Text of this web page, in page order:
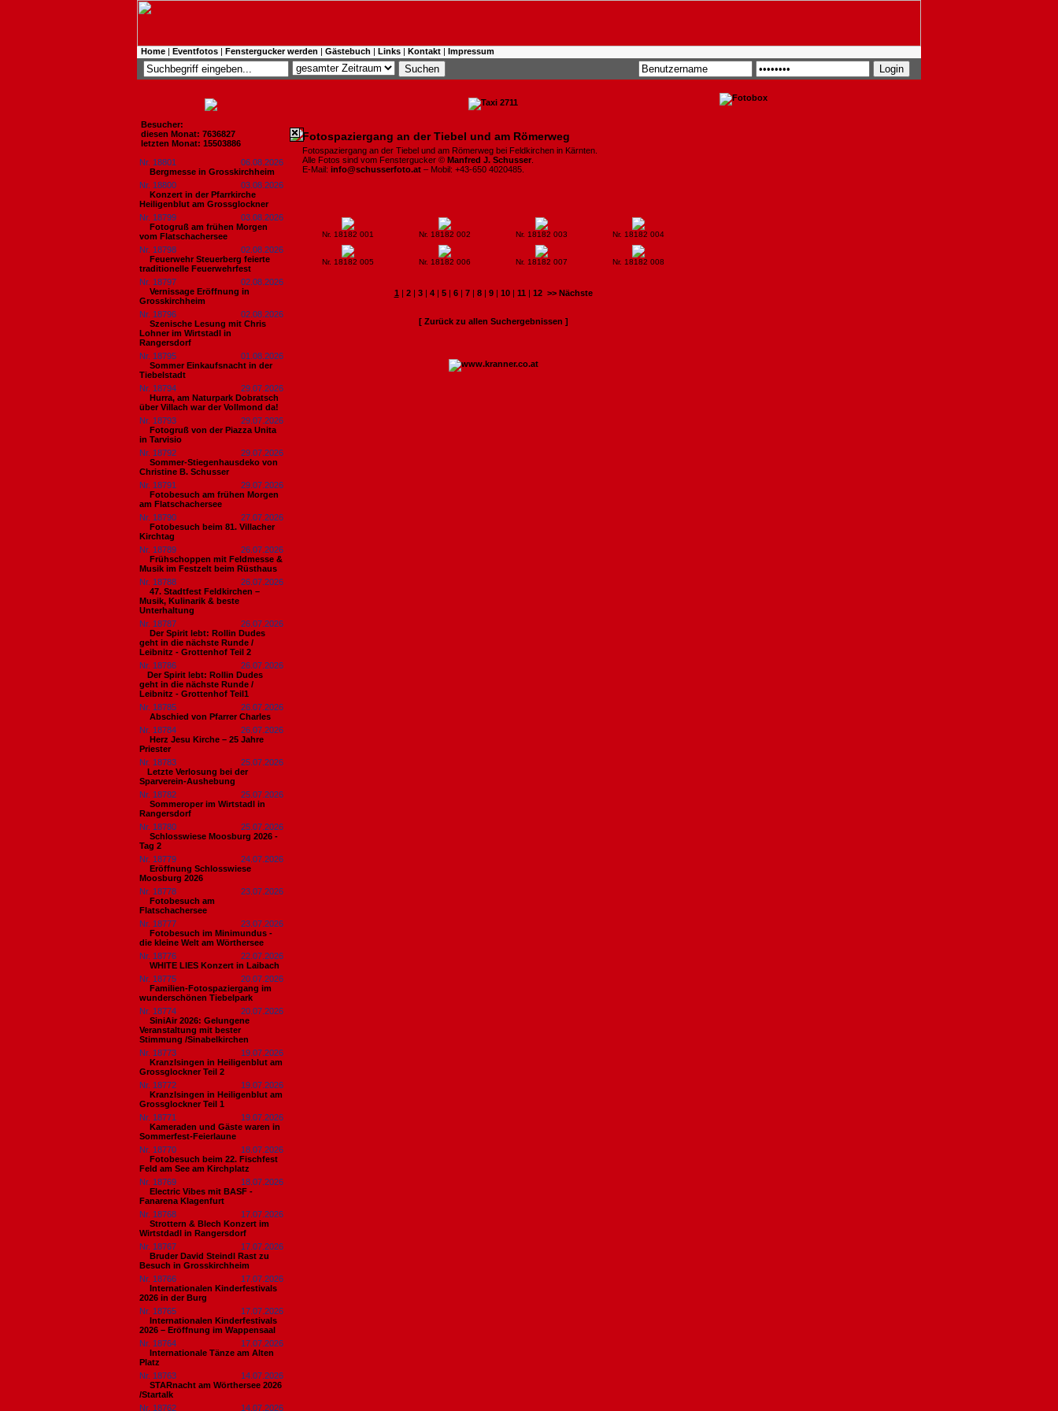
Home | Eventfotos | Fenstergucker werden | Gästebuch | Links | Kontakt | Impressum
Besucher:
diesen Monat: 7636827
letzten Monat: 15503886
Nr. 18801
06.08.2026
Bergmesse in Grosskirchheim
Nr. 18800
03.08.2026
Konzert in der Pfarrkirche
Heiligenblut am Grossglockner
Nr. 18799
03.08.2026
Fotogruß am frühen Morgen
vom Flatschachersee
Nr. 18798
02.08.2026
Feuerwehr Steuerberg feierte
traditionelle Feuerwehrfest
Nr. 18797
02.08.2026
Vernissage Eröffnung in
Grosskirchheim
Nr. 18796
02.08.2026
Szenische Lesung mit Chris
Lohner im Wirtstadl in
Rangersdorf
Nr. 18795
01.08.2026
Sommer Einkaufsnacht in der
Tiebelstadt
Nr. 18794
29.07.2026
Hurra, am Naturpark Dobratsch
über Villach war der Vollmond da!
Nr. 18793
29.07.2026
Fotogruß von der Piazza Unita
in Tarvisio
Nr. 18792
29.07.2026
Sommer-Stiegenhausdeko von
Christine B. Schusser
Nr. 18791
29.07.2026
Fotobesuch am frühen Morgen
am Flatschachersee
Nr. 18790
27.07.2026
Fotobesuch beim 81. Villacher
Kirchtag
Nr. 18789
26.07.2026
Frühschoppen mit Feldmesse &
Musik im Festzelt beim Rüsthaus
Nr. 18788
26.07.2026
47. Stadtfest Feldkirchen –
Musik, Kulinarik & beste
Unterhaltung
Nr. 18787
26.07.2026
Der Spirit lebt: Rollin Dudes
geht in die nächste Runde /
Leibnitz - Grottenhof Teil 2
Nr. 18786
26.07.2026
​Der Spirit lebt: Rollin Dudes
geht in die nächste Runde /
Leibnitz - Grottenhof Teil1
Nr. 18785
26.07.2026
Abschied von Pfarrer Charles
Nr. 18784
26.07.2026
Herz Jesu Kirche – 25 Jahre
Priester
Nr. 18783
25.07.2026
​Letzte Verlosung bei der
Sparverein-Aushebung
Nr. 18782
25.07.2026
Sommeroper im Wirtstadl in
Rangersdorf
Nr. 18780
25.07.2026
Schlosswiese Moosburg 2026 -
Tag 2
Nr. 18779
24.07.2026
Eröffnung Schlosswiese
Moosburg 2026
Nr. 18778
23.07.2026
Fotobesuch am
Flatschachersee
Nr. 18777
23.07.2026
Fotobesuch im Minimundus -
die kleine Welt am Wörthersee
Nr. 18776
22.07.2026
WHITE LIES Konzert in Laibach
Nr. 18775
20.07.2026
Familien-Fotospaziergang im
wunderschönen Tiebelpark
Nr. 18774
20.07.2026
SiniAir 2026: Gelungene
Veranstaltung mit bester
Stimmung /Sinabelkirchen
Nr. 18773
19.07.2026
Kranzlsingen in Heiligenblut am
Grossglockner Teil 2
Nr. 18772
19.07.2026
Kranzlsingen in Heiligenblut am
Grossglockner Teil 1
Nr. 18771
19.07.2026
Kameraden und Gäste waren in
Sommerfest-Feierlaune
Nr. 18770
18.07.2026
Fotobesuch beim 22. Fischfest
Feld am See am Kirchplatz
Nr. 18769
18.07.2026
Electric Vibes mit BASF -
Fanarena Klagenfurt
Nr. 18768
17.07.2026
Strottern & Blech Konzert im
Wirtstdadl in Rangersdorf
Nr. 18767
17.07.2026
Bruder David Steindl Rast zu
Besuch in Grosskirchheim
Nr. 18766
17.07.2026
Internationalen Kinderfestivals
2026 in der Burg
Nr. 18765
17.07.2026
Internationalen Kinderfestivals
2026 – Eröffnung im Wappensaal
Nr. 18764
17.07.2026
Internationale Tänze am Alten
Platz
Nr. 18763
14.07.2026
STARnacht am Wörthersee 2026
/Startalk
Nr. 18762
14.07.2026
Fotospaziergang an der Tiebel und am Römerweg
Fotospaziergang an der Tiebel und am Römerweg bei Feldkirchen in Kärnten.
Alle Fotos sind vom Fenstergucker © Manfred J. Schusser
E-Mail: info@schusserfoto.at – Mobil: +43-650 4020485.
Nr. 18182 001 Nr. 18182 002 Nr. 18182 003 Nr. 18182 004
Nr. 18182 005 Nr. 18182 006 Nr. 18182 007 Nr. 18182 008
1 | 2| 3| 4| 5| 6| 7| 8| 9| 10| 11 | 12 >> Nächste
[ Zurück zu allen Suchergebnissen ]